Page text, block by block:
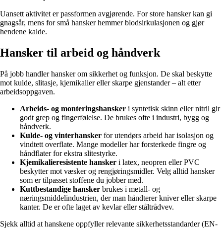
Uansett aktivitet er passformen avgjørende. For store hansker kan gi
gnagsår, mens for små hansker hemmer blodsirkulasjonen og gjør
hendene kalde.
Hansker til arbeid og håndverk
På jobb handler hansker om sikkerhet og funksjon. De skal beskytte
mot kulde, slitasje, kjemikalier eller skarpe gjenstander – alt etter
arbeidsoppgaven.
Arbeids- og monteringshansker i syntetisk skinn eller nitril gir
godt grep og fingerfølelse. De brukes ofte i industri, bygg og
håndverk.
Kulde- og vinterhansker for utendørs arbeid har isolasjon og
vindtett overflate. Mange modeller har forsterkede fingre og
håndflater for ekstra slitestyrke.
Kjemikalieresistente hansker i latex, neopren eller PVC
beskytter mot væsker og rengjøringsmidler. Velg alltid hansker
som er tilpasset stoffene du jobber med.
Kuttbestandige hansker brukes i metall- og
næringsmiddelindustrien, der man håndterer kniver eller skarpe
kanter. De er ofte laget av kevlar eller ståltrådvev.
Sjekk alltid at hanskene oppfyller relevante sikkerhetsstandarder (EN-